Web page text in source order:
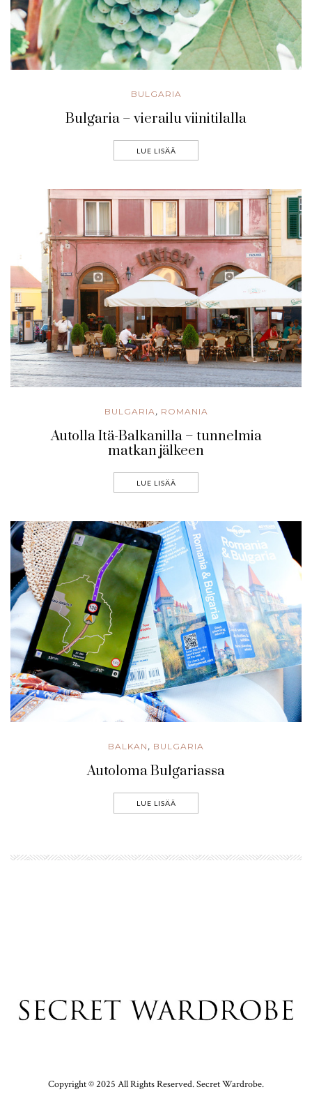
BULGARIA
Bulgaria – vierailu viinitilalla
LUE LISÄÄ
BULGARIA , ROMANIA
Autolla Itä-Balkanilla – tunnelmia
matkan jälkeen
LUE LISÄÄ
BALKAN , BULGARIA
Autoloma Bulgariassa
LUE LISÄÄ
Copyright © 2025 All Rights Reserved. Secret Wardrobe.